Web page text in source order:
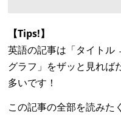
【Tips!】
英語の記事は「タイト
グラフ」をザッと見れば
多いです！
この記事の全部を読みた